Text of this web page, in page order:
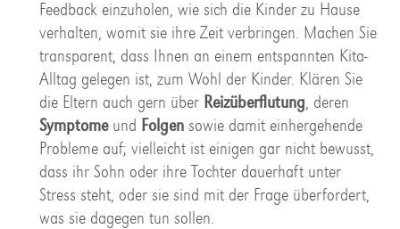
Feedback einzuholen, wie sich die Kinder zu Hause
verhalten, womit sie ihre Zeit verbringen. Machen Sie
transparent, dass Ihnen an einem entspannten Kita-
Alltag gelegen ist, zum Wohl der Kinder. Klären Sie
die Eltern auch gern über Reizüberflutung, deren
Symptomeund Folgensowie damit einhergehende
Probleme auf; vielleicht ist einigen gar nicht bewusst,
dass ihr Sohn oder ihre Tochter dauerhaft unter
Stress steht, oder sie sind mit der Frage überfordert,
was sie dagegen tun sollen.